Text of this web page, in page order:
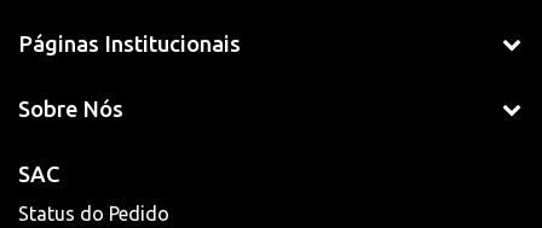
Páginas Institucionais
Sobre Nós
SAC
Status do Pedido